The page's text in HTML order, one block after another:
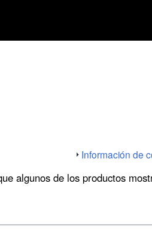
Información de
algunos de los productos